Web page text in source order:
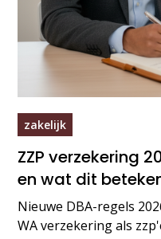
zakelijk
ZZP verzekering
en wat dit
Nieuwe DBA-regels
WA verzekering als